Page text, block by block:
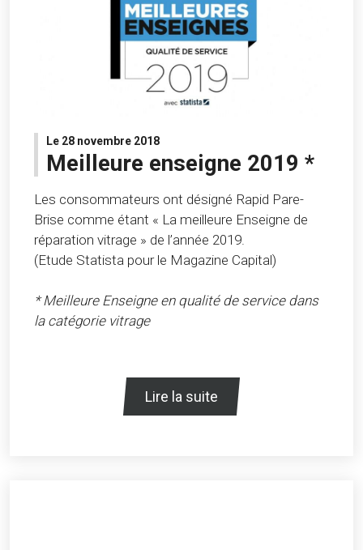
Le 28 novembre 2018
Meilleure enseigne 2019 *
Les consommateurs ont désigné Rapid Pare-
Brise comme étant « La meilleure Enseigne de
réparation vitrage » de l’année 2019.
(Etude Statista pour le Magazine Capital)
* Meilleure Enseigne en qualité de service dans
la catégorie vitrage
Lire la suite